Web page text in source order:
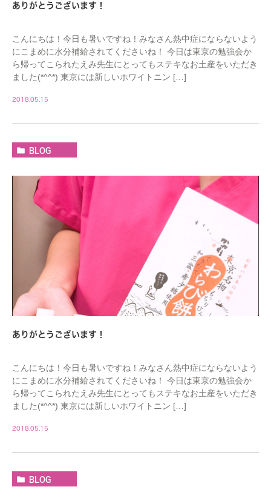
ありがとうございます！
こんにちは！今日も暑いですね！みなさん熱中症にならないよう
にこまめに水分補給されてくださいね！ 今日は東京の勉強会か
ら帰ってこられたえみ先生にとってもステキなお土産をいただき
ました(*^^*) 東京には新しいホワイトニン […]
2018.05.15
BLOG
ありがとうございます！
こんにちは！今日も暑いですね！みなさん熱中症にならないよう
にこまめに水分補給されてくださいね！ 今日は東京の勉強会か
ら帰ってこられたえみ先生にとってもステキなお土産をいただき
ました(*^^*) 東京には新しいホワイトニン […]
2018.05.15
BLOG